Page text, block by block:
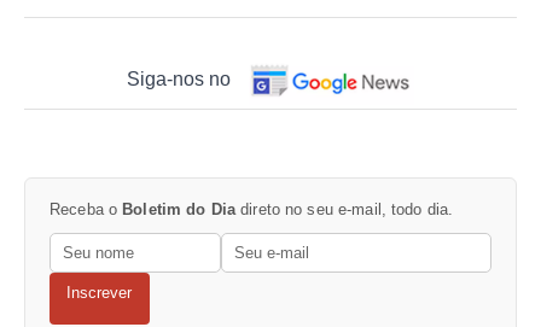
Siga-nos no
Receba o Boletim do Diadireto no seu e-mail, todo dia.
Inscrever